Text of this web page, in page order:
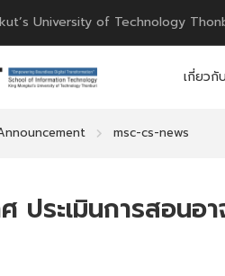
University of Technology
เกี่ยวกั
msc-cs-news
ประเมินการสอน